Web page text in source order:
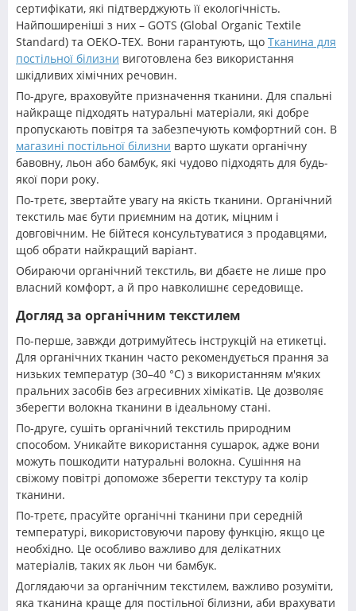
сертифікати, які підтверджують її екологічність.
Найпоширеніші з них – GOTS (Global Organic Textile
Standard) та OEKO-TEX. Вони гарантують, що Тканина для
постільної білизни виготовлена без використання
шкідливих хімічних речовин.
По-друге, враховуйте призначення тканини. Для спальні
найкраще підходять натуральні матеріали, які добре
пропускають повітря та забезпечують комфортний сон. В
магазині постільної білизни варто шукати органічну
бавовну, льон або бамбук, які чудово підходять для будь-
якої пори року.
По-третє, звертайте увагу на якість тканини. Органічний
текстиль має бути приємним на дотик, міцним і
довговічним. Не бійтеся консультуватися з продавцями,
щоб обрати найкращий варіант.
Обираючи органічний текстиль, ви дбаєте не лише про
власний комфорт, а й про навколишнє середовище.
Догляд за органічним текстилем
По-перше, завжди дотримуйтесь інструкцій на етикетці.
Для органічних тканин часто рекомендується прання за
низьких температур (30–40 °C) з використанням м'яких
пральних засобів без агресивних хімікатів. Це дозволяє
зберегти волокна тканини в ідеальному стані.
По-друге, сушіть органічний текстиль природним
способом. Уникайте використання сушарок, адже вони
можуть пошкодити натуральні волокна. Сушіння на
свіжому повітрі допоможе зберегти текстуру та колір
тканини.
По-третє, прасуйте органічні тканини при середній
температурі, використовуючи парову функцію, якщо це
необхідно. Це особливо важливо для делікатних
матеріалів, таких як льон чи бамбук.
Доглядаючи за органічним текстилем, важливо розуміти,
яка тканина краще для постільної білизни, аби врахувати